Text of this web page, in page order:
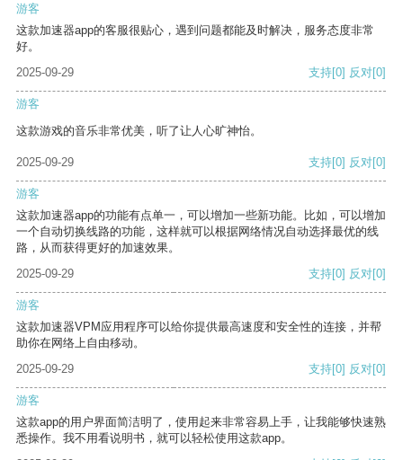
游客
这款加速器app的客服很贴心，遇到问题都能及时解决，服务态度非常
好。
2025-09-29
支持[0] 反对[0]
游客
这款游戏的音乐非常优美，听了让人心旷神怡。
2025-09-29 支持[0] 反对[0]
游客
这款加速器app的功能有点单一，可以增加一些新功能。比如，可以增加
一个自动切换线路的功能，这样就可以根据网络情况自动选择最优的线
路，从而获得更好的加速效果。
2025-09-29
支持[0] 反对[0]
游客
这款加速器VPM应用程序可以给你提供最高速度和安全性的连接，并帮
助你在网络上自由移动。
2025-09-29
支持[0] 反对[0]
游客
这款app的用户界面简洁明了，使用起来非常容易上手，让我能够快速熟
悉操作。我不用看说明书，就可以轻松使用这款app。